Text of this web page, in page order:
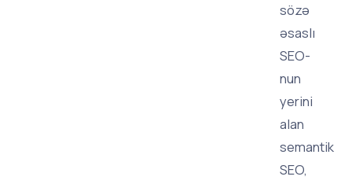
sözə
əsaslı
SEO-
nun
yerini
alan
semantik
SEO,